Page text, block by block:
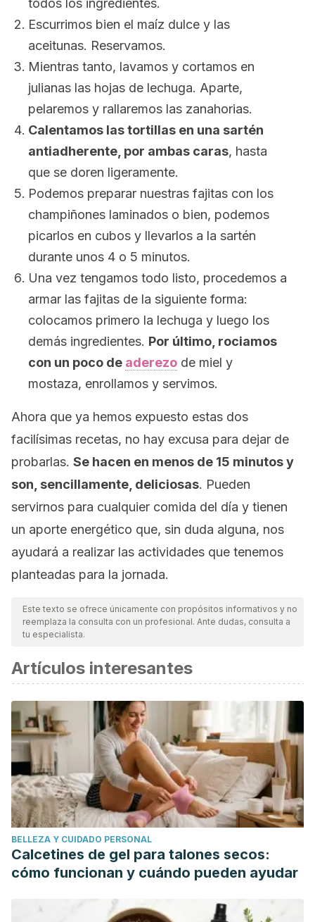
todos los ingredientes.
Escurrimos bien el maíz dulce y las
aceitunas. Reservamos.
Mientras tanto, lavamos y cortamos en
julianas las hojas de lechuga. Aparte,
pelaremos y rallaremos las zanahorias.
Calentamos las tortillas en una sartén
antiadherente, por ambas caras, hasta
que se doren ligeramente.
Podemos preparar nuestras fajitas con los
champiñones laminados o bien, podemos
picarlos en cubos y llevarlos a la sartén
durante unos 4 o 5 minutos.
Una vez tengamos todo listo, procedemos a
armar las fajitas de la siguiente forma:
colocamos primero la lechuga y luego los
demás ingredientes. Por último, rociamos
con un poco de aderezo de miel y
mostaza, enrollamos y servimos.
Ahora que ya hemos expuesto estas dos
facilísimas recetas, no hay excusa para dejar de
probarlas. Se hacen en menos de 15 minutos y
son, sencillamente, deliciosas. Pueden
servirnos para cualquier comida del día y tienen
un aporte energético que, sin duda alguna, nos
ayudará a realizar las actividades que tenemos
planteadas para la jornada.
Este texto se ofrece únicamente con propósitos informativos y no
reemplaza la consulta con un profesional. Ante dudas, consulta a
tu especialista.
Artículos interesantes
BELLEZA Y CUIDADO PERSONAL
Calcetines de gel para talones secos:
cómo funcionan y cuándo pueden ayudar